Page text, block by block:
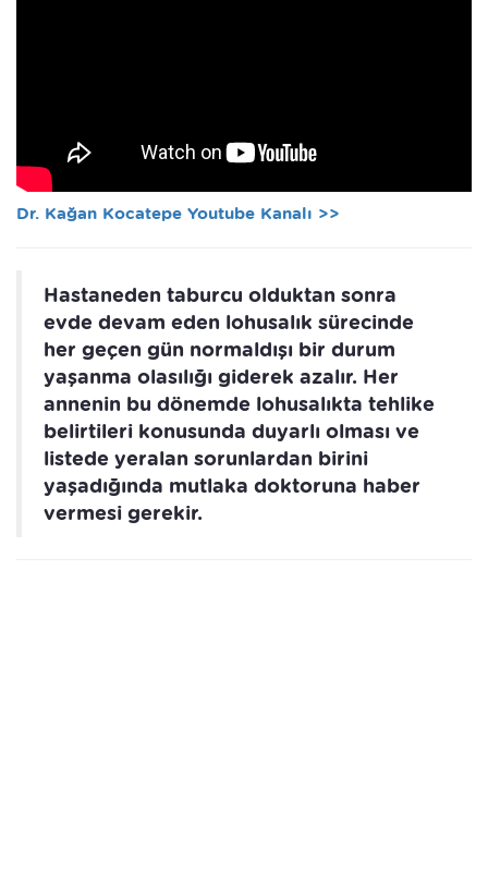
Dr. Kağan Kocatepe Youtube Kanalı >>
Hastaneden taburcu olduktan sonra
evde devam eden lohusalık sürecinde
her geçen gün normaldışı bir durum
yaşanma olasılığı giderek azalır. Her
annenin bu dönemde lohusalıkta tehlike
belirtileri konusunda duyarlı olması ve
listede yeralan sorunlardan birini
yaşadığında mutlaka doktoruna haber
vermesi gerekir.